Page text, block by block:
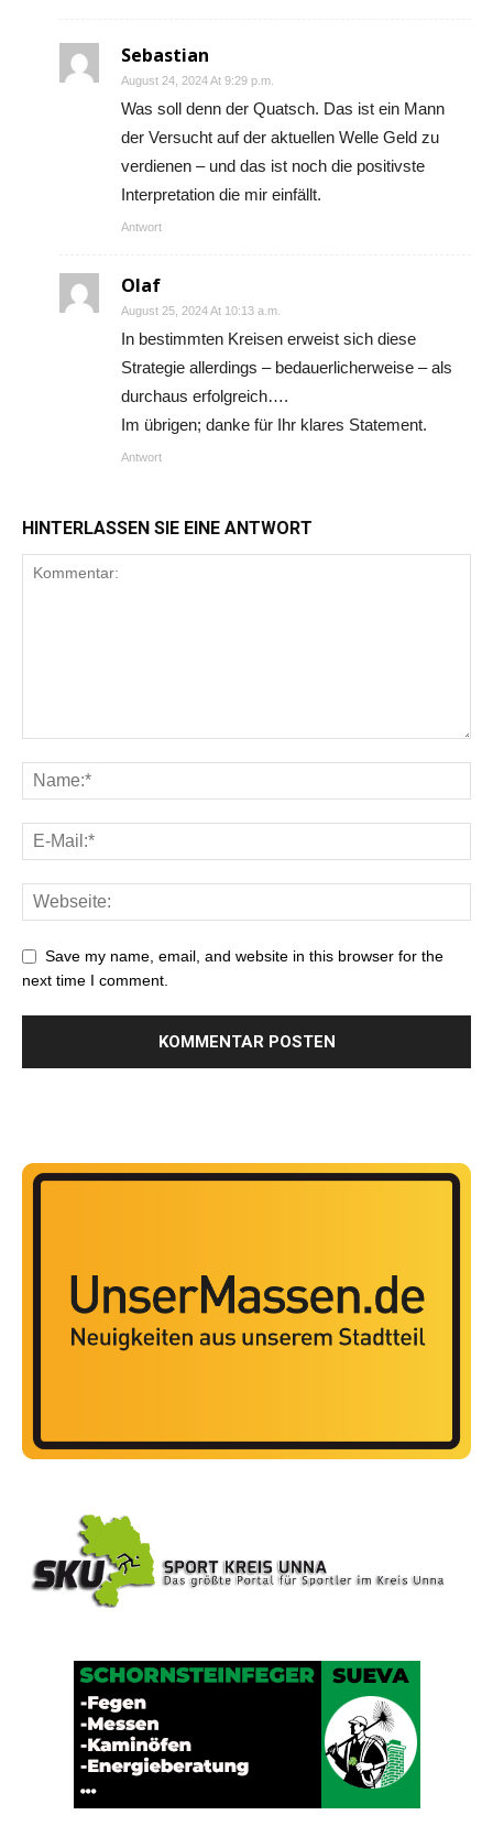
Sebastian
August 24, 2024 At 9:29 p.m.
Was soll denn der Quatsch. Das ist ein Mann
der Versucht auf der aktuellen Welle Geld zu
verdienen – und das ist noch die positivste
Interpretation die mir einfällt.
Antwort
Olaf
August 25, 2024 At 10:13 a.m.
In bestimmten Kreisen erweist sich diese
Strategie allerdings – bedauerlicherweise – als
durchaus erfolgreich….
Im übrigen; danke für Ihr klares Statement.
Antwort
HINTERLASSEN SIE EINE ANTWORT
Save my name, email, and website in this browser for the
next time I comment.